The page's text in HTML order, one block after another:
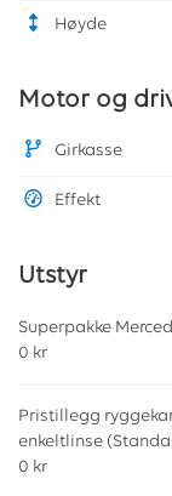
Høyde
Motor og
Girkasse
Effekt
Utstyr
Superpakke
0 kr
Pristillegg
enkeltlinse
0 kr